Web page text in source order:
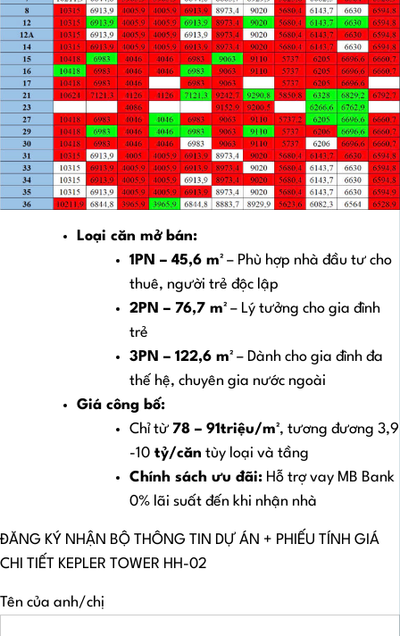
Loại căn mở bán:
1PN – 45,6 m² – Phù hợp nhà đầu tư cho
thuê, người trẻ độc lập
2PN – 76,7 m² – Lý tưởng cho gia đình
trẻ
3PN – 122,6 m² – Dành cho gia đình đa
thế hệ, chuyên gia nước ngoài
Giá công bố:
Chỉ từ 78 – 91triệu/m², tương đương 3,9
-10 tỷ/căn tùy loại và tầng
Chính sách ưu đãi: Hỗ trợ vay MB Bank
0% lãi suất đến khi nhận nhà
ĐĂNG KÝ NHẬN BỘ THÔNG TIN DỰ ÁN + PHIẾU TÍNH GIÁ
CHI TIẾT KEPLER TOWER HH-02
Tên của anh/chị